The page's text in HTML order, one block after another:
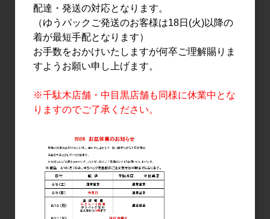
陸奥八仙 ISARIBI 特別純
米 生 1.8L
3,500円
陸奥八仙 芳醇超辛 純米生
原酒 黒ラベル 720ml
2,000円
陸奥八仙 芳醇超辛 純米生
原酒 黒ラベル 1.8L
日本酒
陸奥八仙 ヌーヴォー 特別
配達・発送の対応となります。
（ゆうパックご発送のお客様は18日(火)以降の
着が最短手配となります）
お手数をおかけいたしますが何卒ご理解賜りま
すようお願い申し上げます。
※千駄木店舗・中目黒店舗も同様に休業中とな
りますのでご了承ください。